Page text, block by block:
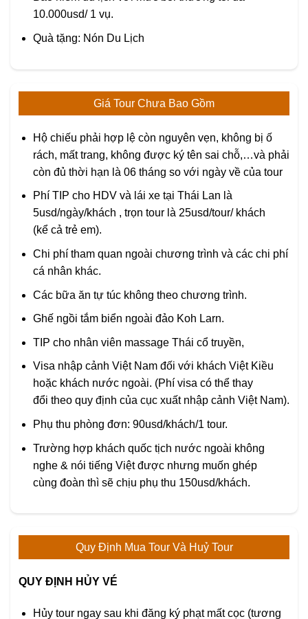
10.000usd/ 1 vụ.
Quà tặng: Nón Du Lịch
Giá Tour Chưa Bao Gồm
Hộ chiếu phải hợp lệ còn nguyên vẹn, không bị ố
rách, mất trang, không được ký tên sai chỗ,…và phải
còn đủ thời hạn là 06 tháng so với ngày về của tour
Phí TIP cho HDV và lái xe tại Thái Lan là
5usd/ngày/khách , trọn tour là 25usd/tour/ khách
(kể cả trẻ em).
Chi phí tham quan ngoài chương trình và các chi phí
cá nhân khác.
Các bữa ăn tự túc không theo chương trình.
Ghế ngồi tắm biển ngoài đảo Koh Larn.
TIP cho nhân viên massage Thái cổ truyền,
Visa nhập cảnh Việt Nam đối với khách Việt Kiều
hoặc khách nước ngoài. (Phí visa có thể thay
đổi theo quy định của cục xuất nhập cảnh Việt Nam).
Phụ thu phòng đơn: 90usd/khách/1 tour.
Trường hợp khách quốc tịch nước ngoài không
nghe & nói tiếng Việt được nhưng muốn ghép
cùng đoàn thì sẽ chịu phụ thu 150usd/khách.
Quy Định Mua Tour Và Huỷ Tour
QUY ĐỊNH HỦY VÉ
Hủy tour ngay sau khi đăng ký phạt mất cọc (tương